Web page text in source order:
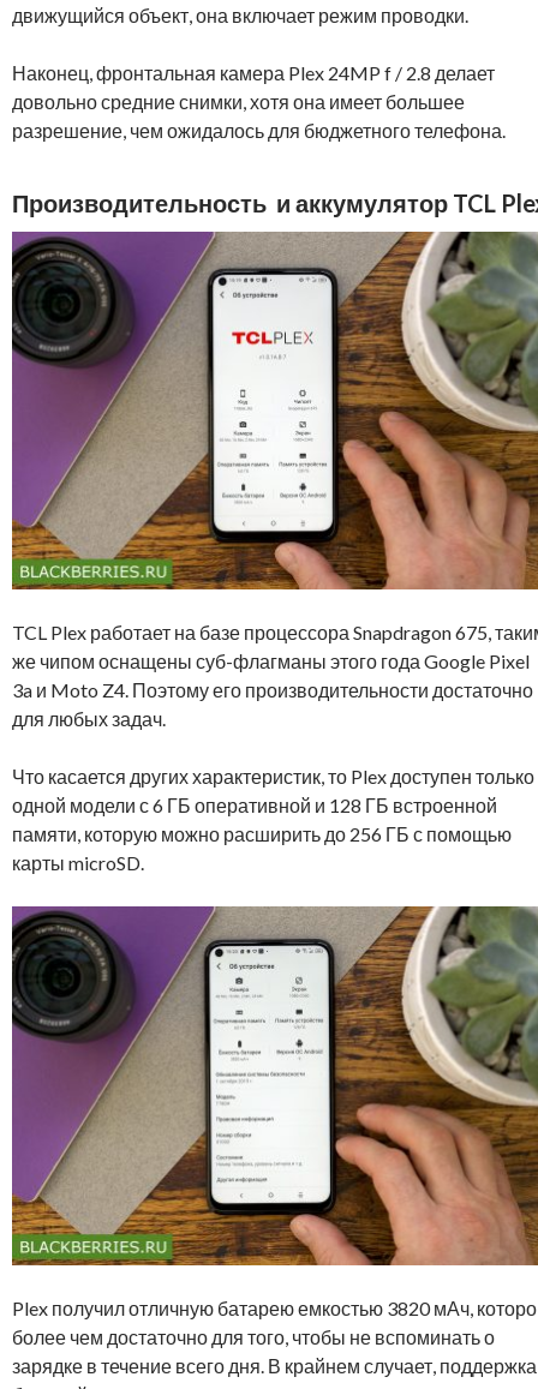
движущийся объект, она включает режим проводки.
Наконец, фронтальная камера Plex 24MP f / 2.8 делает
довольно средние снимки, хотя она имеет большее
разрешение, чем ожидалось для бюджетного телефона.
Производительность и аккумулятор TCL
TCL Plex работает на базе процессора Snapdragon 675,
же чипом оснащены суб-флагманы этого года Google Pixel
3a и Moto Z4. Поэтому его производительности достаточно
для любых задач.
Что касается других характеристик, то Plex доступен только
одной модели с 6 ГБ оперативной и 128 ГБ встроенной
памяти, которую можно расширить до 256 ГБ с помощью
карты microSD.
Plex получил отличную батарею емкостью 3820 мАч,
более чем достаточно для того, чтобы не вспоминать о
зарядке в течение всего дня. В крайнем случает, поддержка